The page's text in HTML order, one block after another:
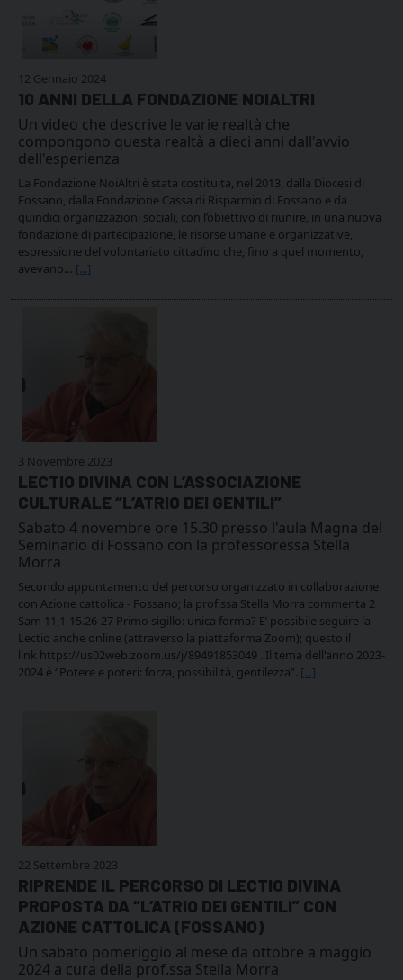
12 Gennaio 2024
10 ANNI DELLA FONDAZIONE NOIALTRI
Un video che descrive le varie realtà che
compongono questa realtà a dieci anni dall'avvio
dell'esperienza
La Fondazione NoiAltri è stata costituita, nel 2013, dalla Diocesi di
Fossano, dalla Fondazione Cassa di Risparmio di Fossano e da
quindici organizzazioni sociali, con l’obiettivo di riunire, in una nuova
fondazione di partecipazione, le risorse umane e organizzative,
espressione del volontariato cittadino che, fino a quel momento,
avevano… [...]
3 Novembre 2023
LECTIO DIVINA CON L’ASSOCIAZIONE
CULTURALE “L’ATRIO DEI GENTILI”
Sabato 4 novembre ore 15.30 presso l'aula Magna del
Seminario di Fossano con la professoressa Stella
Morra
Secondo appuntamento del percorso organizzato in collaborazione
con Azione cattolica - Fossano; la prof.ssa Stella Morra commenta 2
Sam 11,1-15.26-27 Primo sigillo: unica forma? E’ possibile seguire la
Lectio anche online (attraverso la piattaforma Zoom); questo il
link https://us02web.zoom.us/j/89491853049 . Il tema dell'anno 2023-
2024 è “Potere e poteri: forza, possibilità, gentilezza”. [...]
22 Settembre 2023
RIPRENDE IL PERCORSO DI LECTIO DIVINA
PROPOSTA DA “L’ATRIO DEI GENTILI” CON
AZIONE CATTOLICA (FOSSANO)
Un sabato pomeriggio al mese da ottobre a maggio
2024 a cura della prof.ssa Stella Morra